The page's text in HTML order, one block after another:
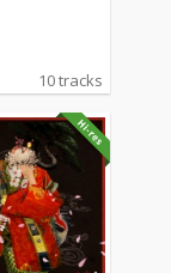
10 tracks